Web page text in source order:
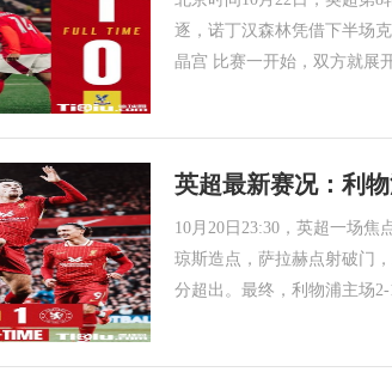
逐，诺丁汉森林凭借下半场
晶宫 比赛一开始，双方就展
英超最新赛况：利
10月20日23:30，英超一场焦
琼斯造点，萨拉赫点射破门
分超出。最终，利物浦主场